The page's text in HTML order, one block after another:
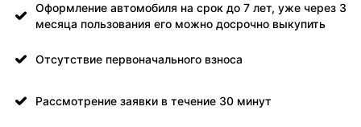
Оформление автомобиля на срок до 7 лет, уже через 3
месяца пользования его можно досрочно выкупить
Отсутствие первоначального взноса
Рассмотрение заявки в течение 30 минут